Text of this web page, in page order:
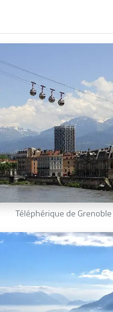
Téléphérique de Grenoble